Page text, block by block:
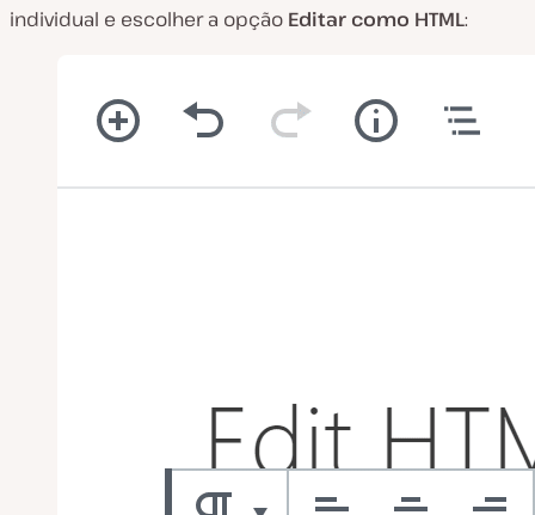
individual e escolher a opção Editar como HTML: